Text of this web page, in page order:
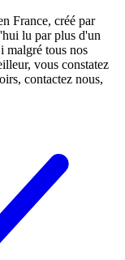
France, créé par
lu par plus d'un
malgré tous nos
vous constatez
contactez nous,